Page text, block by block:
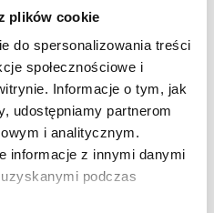
plików cookie
do spersonalizowania treści
społecznościowe i
Informacje o tym, jak
udostępniamy partnerom
i analitycznym.
informacje z innymi danymi
podczas
to polski producent
rozwiązań
które
zarządzanie logistyką
przedsiębiorstw. Od 21
innowacyjne
które
naszym Klientom
zamierzone korzyści i
Specjalizujemy się
procesów i